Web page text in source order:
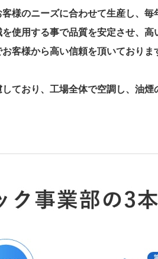
様のニーズに合わせて生産し、毎
使用する事で品質を安定させ、高
客様から高い信頼を頂いておりま
ており、工場全体で空調し、油煙